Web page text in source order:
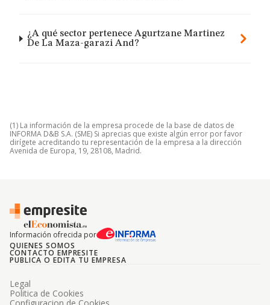
¿A qué sector pertenece Agurtzane Martinez
De La Maza-garazi And?
(1) La información de la empresa procede de la base de datos de
INFORMA D&B S.A. (SME) Si aprecias que existe algún error por favor
dirígete acreditando tu representación de la empresa a la dirección
Avenida de Europa, 19, 28108, Madrid.
Información ofrecida por
QUIENES SOMOS
CONTACTO EMPRESITE
PUBLICA O EDITA TU EMPRESA
Legal
Politica de Cookies